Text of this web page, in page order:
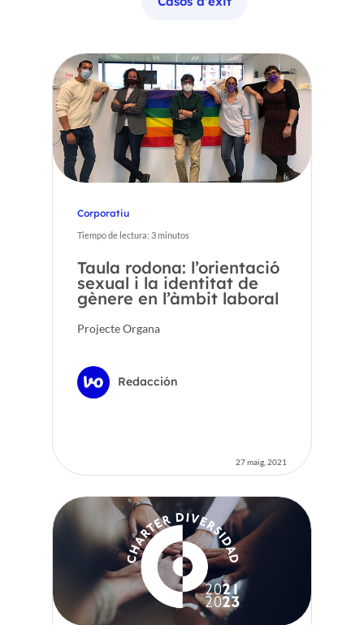
Corporatiu
Tiempo de lectura: 3minutos
Taula rodona: l’orientació
sexual i la identitat de
gènere en l’àmbit laboral
Projecte Organa
Redacción
27 maig, 2021